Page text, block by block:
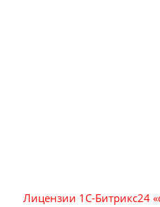
Лицензии 1С-Битрикс24